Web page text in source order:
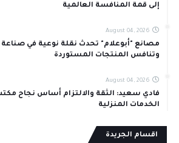
إلى قمة المنافسة العالمية
August 04, 2026
مصانع "أبوعلام" تحدث نقلة نوعية في
وتنافس المنتجات المستوردة
August 04, 2026
فادي سعيد: الثقة والالتزام أساس نجاح
الخدمات المنزلية
اقسام الجريدة